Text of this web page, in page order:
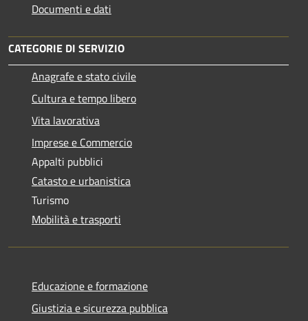
Documenti e dati
CATEGORIE DI SERVIZIO
Anagrafe e stato civile
Cultura e tempo libero
Vita lavorativa
Imprese e Commercio
Appalti pubblici
Catasto e urbanistica
Turismo
Mobilità e trasporti
Educazione e formazione
Giustizia e sicurezza pubblica